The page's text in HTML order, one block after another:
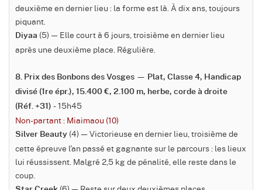
deuxième en dernier lieu : la forme est là. À dix ans, toujours
piquant.
Diyaa (5) — Elle court à 6 jours, troisième en dernier lieu
après une deuxième place. Régulière.
8. Prix des Bonbons des Vosges — Plat, Classe 4, Handicap
divisé (1re épr.), 15.400 €, 2.100 m, herbe, corde à droite
(Réf. +31) - 15h45
Non-partant : Miaimaou (10)
Silver Beauty (4) — Victorieuse en dernier lieu, troisième de
cette épreuve l'an passé et gagnante sur le parcours : les lieux
lui réussissent. Malgré 2,5 kg de pénalité, elle reste dans le
coup.